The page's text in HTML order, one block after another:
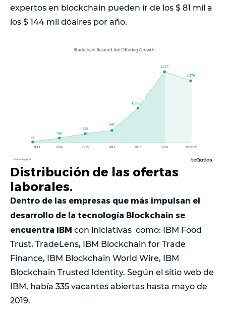
expertos en blockchain pueden ir de los $ 81 mil a
los $ 144 mil dóalres por año.
Distribución de las ofertas
laborales.
Dentro de las empresas que más impulsan el
desarrollo de la tecnología Blockchain se
encuentra IBM con iniciativas como:
IBM Food
Trust, TradeLens, IBM Blockchain for Trade
Finance, IBM Blockchain World Wire, IBM
Blockchain Trusted Identity. Según el sitio web de
IBM, había 335 vacantes abiertas hasta mayo de
2019.